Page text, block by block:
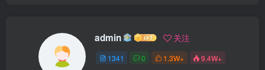
admin 关注
1341 0 1.3W+ 9.4W+